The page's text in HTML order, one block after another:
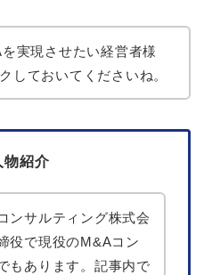
実現させたい経営者様
しておいてくださいね。
物紹介
ンサルティング株式会
役で現役のM&Aコン
もあります。記事内で